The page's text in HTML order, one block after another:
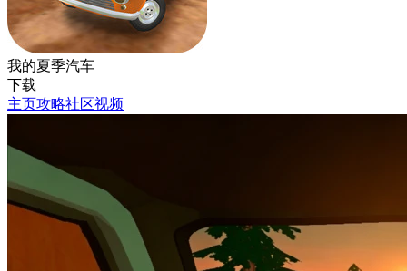
我的夏季汽车
下载
主页攻略社区视频